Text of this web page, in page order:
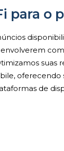
para o
envolverem
suas
oferecendo
de